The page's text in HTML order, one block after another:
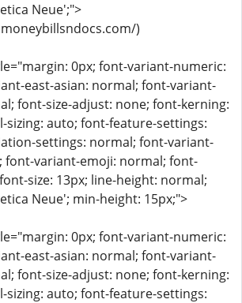
Neue';">
)
0px; font-variant-numeric:
east-asian: normal; font-variant-
font-size-adjust: none; font-kerning:
sizing: auto; font-feature-settings:
settings: normal; font-variant-
font-variant-emoji: normal; font-
size: 13px; line-height: normal;
Neue'; min-height: 15px;">
0px; font-variant-numeric:
east-asian: normal; font-variant-
font-size-adjust: none; font-kerning:
sizing: auto; font-feature-settings: